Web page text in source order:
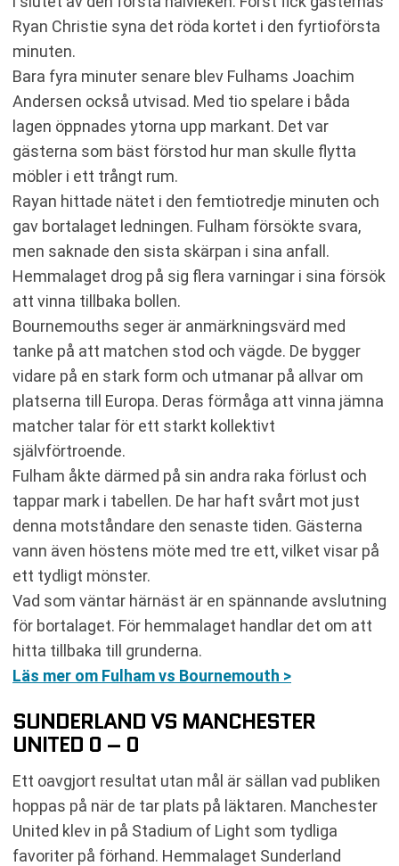
Ryan Christie syna det röda kortet i den fyrtioförsta
minuten.
Bara fyra minuter senare blev Fulhams Joachim
Andersen också utvisad. Med tio spelare i båda
lagen öppnades ytorna upp markant. Det var
gästerna som bäst förstod hur man skulle flytta
möbler i ett trångt rum.
Rayan hittade nätet i den femtiotredje minuten och
gav bortalaget ledningen. Fulham försökte svara,
men saknade den sista skärpan i sina anfall.
Hemmalaget drog på sig flera varningar i sina försök
att vinna tillbaka bollen.
Bournemouths seger är anmärkningsvärd med
tanke på att matchen stod och vägde. De bygger
vidare på en stark form och utmanar på allvar om
platserna till Europa. Deras förmåga att vinna jämna
matcher talar för ett starkt kollektivt
självförtroende.
Fulham åkte därmed på sin andra raka förlust och
tappar mark i tabellen. De har haft svårt mot just
denna motståndare den senaste tiden. Gästerna
vann även höstens möte med tre ett, vilket visar på
ett tydligt mönster.
Vad som väntar härnäst är en spännande avslutning
för bortalaget. För hemmalaget handlar det om att
hitta tillbaka till grunderna.
Läs mer om Fulham vs Bournemouth >
SUNDERLAND VS MANCHESTER
UNITED 0 – 0
Ett oavgjort resultat utan mål är sällan vad publiken
hoppas på när de tar plats på läktaren. Manchester
United klev in på Stadium of Light som tydliga
favoriter på förhand. Hemmalaget Sunderland